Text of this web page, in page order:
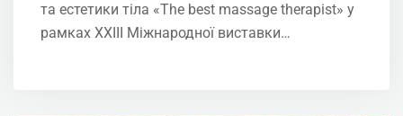
та естетики тіла «The best massage therapist» у
рамках XXIІI Міжнародної виставки…